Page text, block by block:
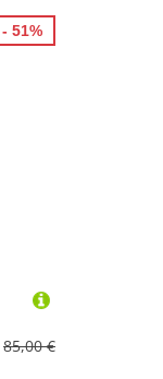
85,00 €
- 51%